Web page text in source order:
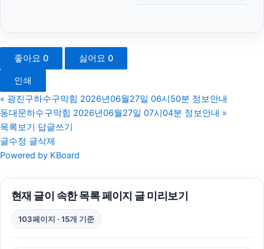
부산휴대폰성지
인천흥신소
좋아요 0 싫어요 0
인쇄
« 광진구하수구막힘 2026년06월27일 06시50분 정보안내
동대문하수구막힘 2026년06월27일 07시04분 정보안내 »
목록보기 답글쓰기
글수정 글삭제
Powered by KBoard
현재 글이 속한 목록 페이지 글 미리보기
103페이지 · 15개 기준